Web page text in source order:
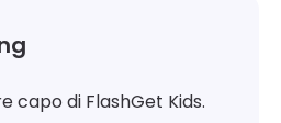
capo di FlashGet Kids.